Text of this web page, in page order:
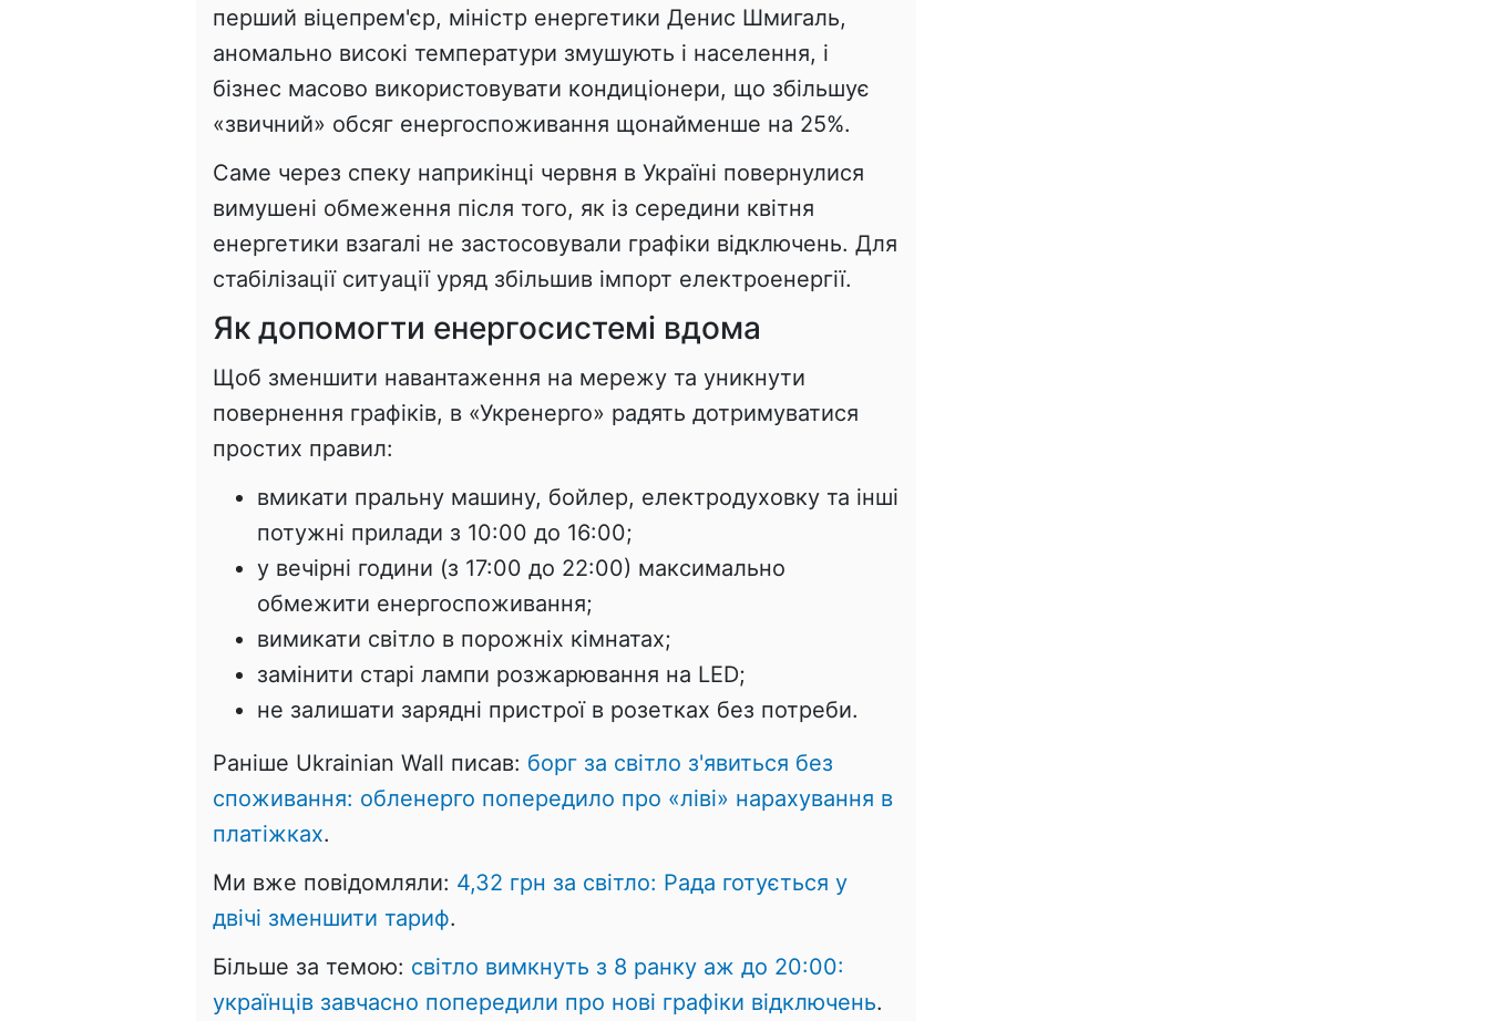
перший віцепрем'єр, міністр енергетики Денис Шмигаль,
аномально високі температури змушують і населення, і
бізнес масово використовувати кондиціонери, що збільшує
«звичний» обсяг енергоспоживання щонайменше на 25%.
Саме через спеку наприкінці червня в Україні повернулися
вимушені обмеження після того, як із середини квітня
енергетики взагалі не застосовували графіки відключень. Для
стабілізації ситуації уряд збільшив імпорт електроенергії.
Як допомогти енергосистемі вдома
Щоб зменшити навантаження на мережу та уникнути
повернення графіків, в «Укренерго» радять дотримуватися
простих правил:
вмикати пральну машину, бойлер, електродуховку та інші
потужні прилади з 10:00 до 16:00;
у вечірні години (з 17:00 до 22:00) максимально
обмежити енергоспоживання;
вимикати світло в порожніх кімнатах;
замінити старі лампи розжарювання на LED;
не залишати зарядні пристрої в розетках без потреби.
Раніше Ukrainian Wall писав: борг за світло з'явиться без
споживання: обленерго попередило про «ліві» нарахування в
платіжках.
Ми вже повідомляли: 4,32 грн за світло: Рада готується у
двічі зменшити тариф.
Більше за темою: світло вимкнуть з 8 ранку аж до 20:00:
українців завчасно попередили про нові графіки відключень.